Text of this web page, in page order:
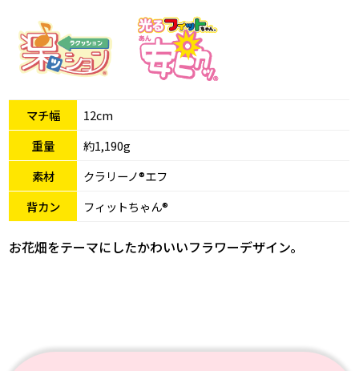
マチ幅
12cm
重量
約1,190g
素材
クラリーノ®エフ
背カン
フィットちゃん®
お花畑をテーマにしたかわいいフラワーデザイン。